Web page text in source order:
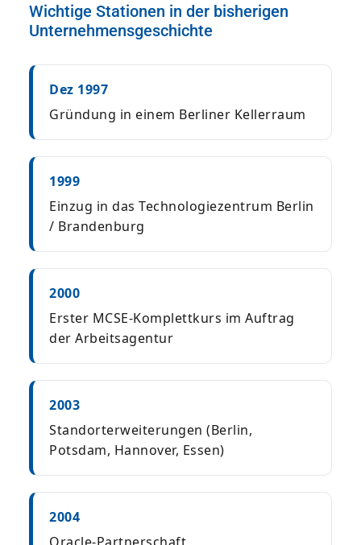
Wichtige Stationen in der bisherigen
Unternehmensgeschichte
Dez 1997
Gründung in einem Berliner Kellerraum
1999
Einzug in das Technologiezentrum Berlin
/ Brandenburg
2000
Erster MCSE-Komplettkurs im Auftrag
der Arbeitsagentur
2003
Standorterweiterungen (Berlin,
Potsdam, Hannover, Essen)
2004
Oracle-Partnerschaft